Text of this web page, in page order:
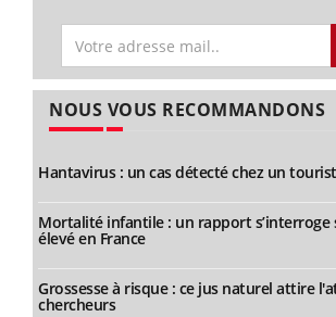
NOUS VOUS RECOMMANDONS
Hantavirus : un cas détecté chez un
Mortalité infantile : un rapport s’interroge
élevé en France
Grossesse à risque : ce jus naturel attire
chercheurs